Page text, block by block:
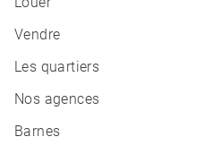
Vendre
Les quartiers
Nos agences
Barnes